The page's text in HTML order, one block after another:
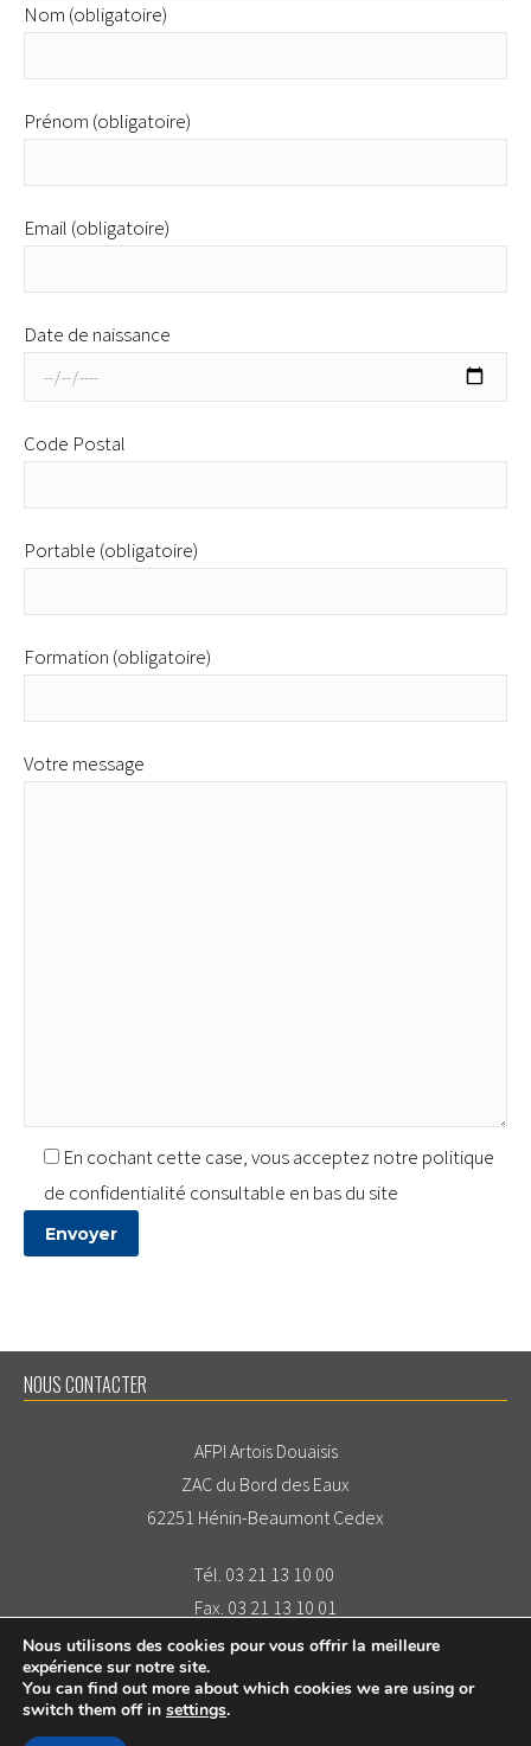
Nom (obligatoire)
Prénom (obligatoire)
Email (obligatoire)
Date de naissance
Code Postal
Portable (obligatoire)
Formation (obligatoire)
Votre message
En cochant cette case, vous acceptez notre politique
de confidentialité consultable en bas du site
NOUS CONTACTER
AFPI Artois Douaisis
ZAC du Bord des Eaux
62251 Hénin-Beaumont Cedex
Tél. 03 21 13 10 00
Fax. 03 21 13 10 01
Nous utilisons des cookies pour vous offrir la meilleure
expérience sur notre site.
You can find out more about which cookies we are using or
switch them off in settings.